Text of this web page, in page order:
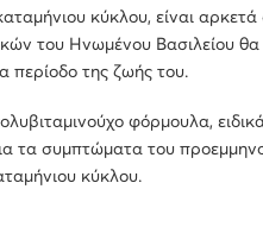
κύκλου, είναι
του Ηνωμένου Βασιλείου θα
περίοδο της ζωής του.
φόρμουλα,
τα συμπτώματα του
κύκλου.